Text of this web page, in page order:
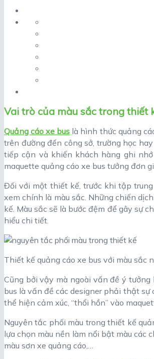
Vai trò của màu sắc trong thiết
Quảng cáo xe bus là hình thức quảng
trên đường đến công sở, trường học
tiếp cận và khiến khách hàng ghi
maquette quảng cáo xe bus tưởng đơn
Đối với một thiết kế, trước khi tập
xem chính là màu sắc. Những chiến
kế. Màu sắc sẽ là bước đệm để gây sự
hiểu chi tiết.
Thiết kế quảng cáo xe bus với màu
Cũng bởi vậy mà ngoài vấn đề ý
bus là vấn đề các designer phải thật sự
thể hiện cảm xúc, “thổi hồn” vào
Nguyên tắc phối màu trong thiết kế
lựa chọn màu nền làm nổi bật màu
màu sơn xe quảng cáo,…